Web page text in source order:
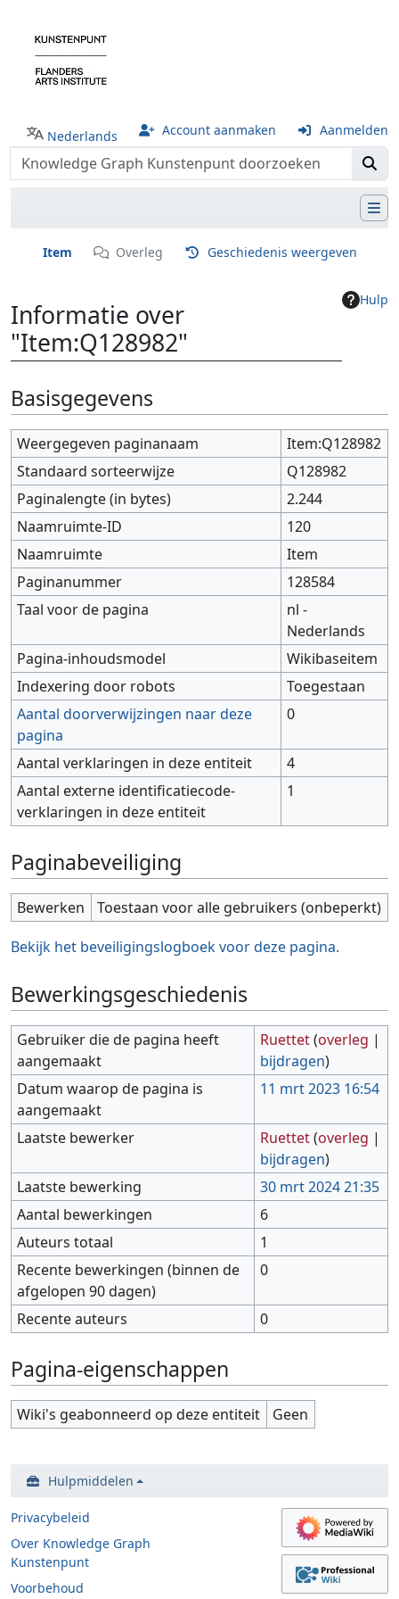
Nederlands Account aanmaken Aanmelden
Item Overleg Geschiedenis weergeven
Hulp
Informatie over
"Item:Q128982"
Ga naar:
Basisgegevens
Weergegeven paginanaam
Item:Q128982
Standaard sorteerwijze
Q128982
Paginalengte (in bytes)
2.244
Naamruimte-ID
120
Naamruimte
Item
Paginanummer
128584
Taal voor de pagina
nl -
Nederlands
Pagina-inhoudsmodel
Wikibaseitem
Indexering door robots
Toegestaan
Aantal doorverwijzingen naar deze
pagina
0
Aantal verklaringen in deze entiteit
4
Aantal externe identificatiecode-
verklaringen in deze entiteit
1
Paginabeveiliging
Bewerken
Toestaan voor alle gebruikers (onbeperkt)
Bekijk het beveiligingslogboek voor deze pagina.
Bewerkingsgeschiedenis
Gebruiker die de pagina heeft
aangemaakt
Ruettet(overleg |
bijdragen)
Datum waarop de pagina is
aangemaakt
11 mrt 2023 16:54
Laatste bewerker Ruettet(overleg |
bijdragen)
Laatste bewerking
30 mrt 2024 21:35
Aantal bewerkingen
6
Auteurs totaal
1
Recente bewerkingen (binnen de
afgelopen 90 dagen)
0
Recente auteurs 0
Pagina-eigenschappen
Wiki's geabonneerd op deze entiteit Geen
Hulpmiddelen
Privacybeleid
Over Knowledge Graph
Kunstenpunt
Voorbehoud